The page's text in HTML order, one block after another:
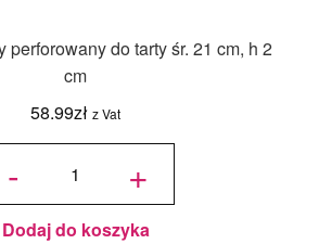
perforowany do tarty śr. 21 cm, h 2
cm
58.99zł z Vat
-
Rant
tarty śr.
cm, h 2 +
Dodaj do koszyka